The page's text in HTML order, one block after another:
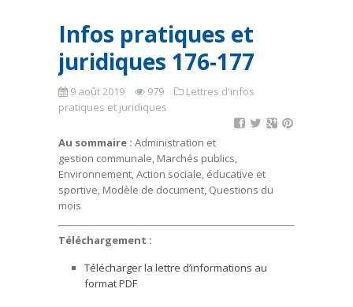
Infos pratiques et
juridiques 176-177
9 août 2019 979
Lettres d'infos
pratiques et juridiques
Au sommaire : Administration et
gestion communale, Marchés publics,
Environnement, Action sociale, éducative et
sportive, Modèle de document, Questions du
mois
Téléchargement :
Télécharger la lettre d’informations au
format PDF